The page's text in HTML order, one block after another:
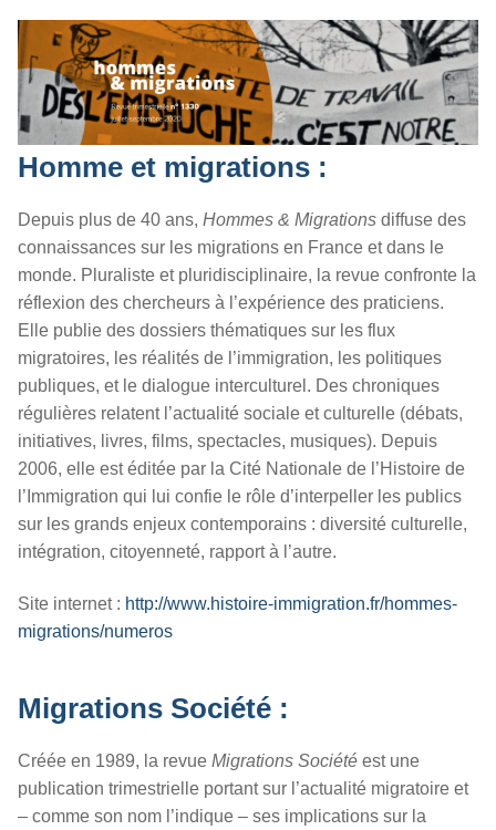
Homme et migrations :
Depuis plus de 40 ans, Hommes & Migrations diffuse des
connaissances sur les migrations en France et dans le
monde. Pluraliste et pluridisciplinaire, la revue confronte la
réflexion des chercheurs à l’expérience des praticiens.
Elle publie des dossiers thématiques sur les flux
migratoires, les réalités de l’immigration, les politiques
publiques, et le dialogue interculturel. Des chroniques
régulières relatent l’actualité sociale et culturelle (débats,
initiatives, livres, films, spectacles, musiques). Depuis
2006, elle est éditée par la Cité Nationale de l’Histoire de
l’Immigration qui lui confie le rôle d’interpeller les publics
sur les grands enjeux contemporains : diversité culturelle,
intégration, citoyenneté, rapport à l’autre.
Site internet : http://www.histoire-immigration.fr/hommes-
migrations/numeros
Migrations Société :
Créée en 1989, la revue Migrations Société est une
publication trimestrielle portant sur l’actualité migratoire et
– comme son nom l’indique – ses implications sur la